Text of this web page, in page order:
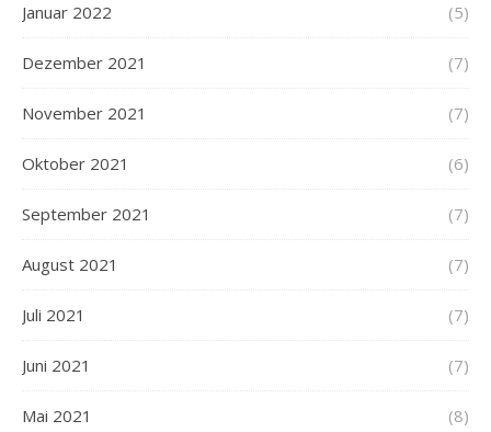
Januar 2022 (5)
Dezember 2021 (7)
November 2021 (7)
Oktober 2021 (6)
September 2021 (7)
August 2021 (7)
Juli 2021 (7)
Juni 2021 (7)
Mai 2021 (8)